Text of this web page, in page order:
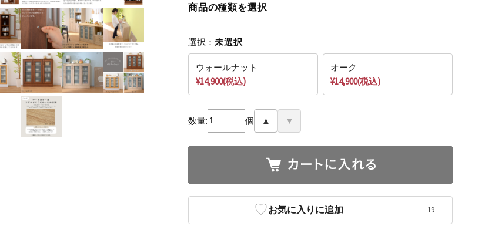
商品の種類を選択
選択： 未選択
ウォールナット
¥14,900(税込)
オーク
¥14,900(税込)
数量: 個 ▲ ▼
♡お気に入りに追加 19